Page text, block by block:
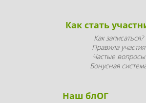
Как стать
Как записаться?
Правила участия
Частые вопросы
Бонусная
Наш блОГ